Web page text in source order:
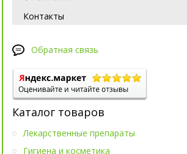
Контакты
Обратная связь
Каталог товаров
Лекарственные препараты
Гигиена и косметика